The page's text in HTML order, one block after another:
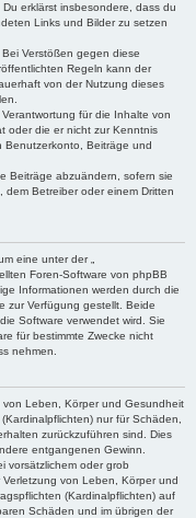
erklärst insbesondere, dass du
Links und Bilder zu setzen
Verstößen gegen diese
Regeln kann der
von der Nutzung dieses
für die Inhalte von
oder die er nicht zur Kenntnis
Benutzerkonto, Beiträge und
Beiträge abzuändern, sofern sie
Betreiber oder einem Dritten
eine unter der „
Foren-Software von phpBB
Informationen werden durch die
zur Verfügung gestellt. Beide
Software verwendet wird. Sie
für bestimmte Zwecke nicht
nehmen.
von Leben, Körper und Gesundheit
nur für Schäden,
zurückzuführen sind. Dies
entgangenen Gewinn.
vorsätzlichem oder grob
von Leben, Körper und
(Kardinalpflichten) auf
Schäden und im übrigen der